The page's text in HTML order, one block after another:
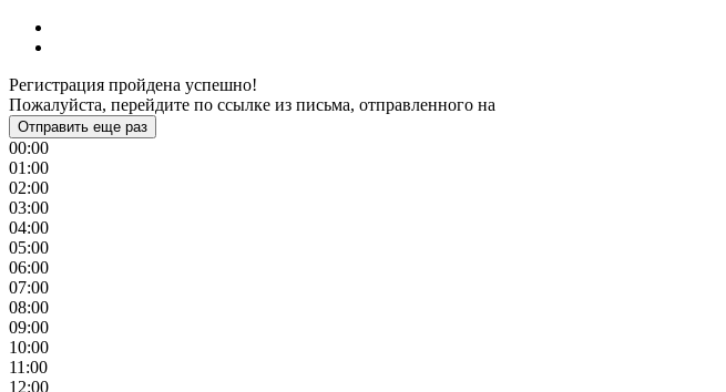
Регистрация пройдена успешно!
Пожалуйста, перейдите по ссылке из письма, отправленного на
Отправить еще раз
00:00
01:00
02:00
03:00
04:00
05:00
06:00
07:00
08:00
09:00
10:00
11:00
12:00